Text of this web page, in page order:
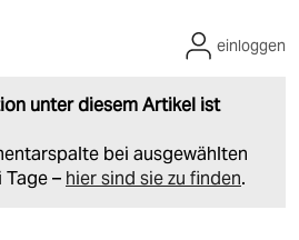
unter diesem Artikel ist
bei ausgewählten
– hier sind sie zu finden.
einloggen